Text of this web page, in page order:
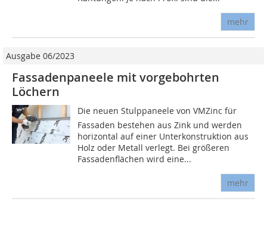
mehr
Ausgabe 06/2023
Fassadenpaneele mit vorgebohrten
Löchern
Die neuen Stulppaneele von VMZinc für
Fassaden bestehen aus Zink und werden
horizontal auf einer Unterkonstruktion aus
Holz oder Metall verlegt. Bei größeren
Fassadenflächen wird eine...
mehr